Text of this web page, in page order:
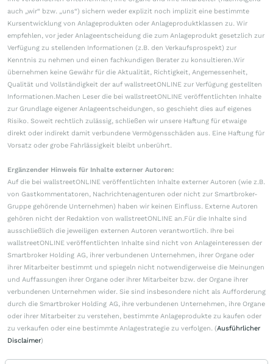
auch „wir“ bzw. „uns“) sichern weder explizit noch implizit eine bestimmte
Kursentwicklung von Anlageprodukten oder Anlageproduktklassen zu. Wir
empfehlen, vor jeder Anlageentscheidung die zum Anlageprodukt gesetzlich zur
Verfügung zu stellenden Informationen (z.B. den Verkaufsprospekt) zur
Kenntnis zu nehmen und einen fachkundigen Berater zu konsultieren.Wir
übernehmen keine Gewähr für die Aktualität, Richtigkeit, Angemessenheit,
Qualität und Vollständigkeit der auf wallstreetONLINE zur Verfügung gestellten
Informationen.Machen Leser die bei wallstreetONLINE veröffentlichten Inhalte
zur Grundlage eigener Anlageentscheidungen, so geschieht dies auf eigenes
Risiko. Soweit rechtlich zulässig, schließen wir unsere Haftung für etwaige
direkt oder indirekt damit verbundene Vermögensschäden aus. Eine Haftung für
Vorsatz oder grobe Fahrlässigkeit bleibt unberührt.
Ergänzender Hinweis für Inhalte externer Autoren:
Auf die bei wallstreetONLINE veröffentlichten Inhalte externer Autoren (wie z.B.
von Gastkommentatoren, Nachrichtenagenturen oder nicht zur Smartbroker-
Gruppe gehörende Unternehmen) haben wir keinen Einfluss. Externe Autoren
gehören nicht der Redaktion von wallstreetONLINE an.Für die Inhalte sind
ausschließlich die jeweiligen externen Autoren verantwortlich. Ihre bei
wallstreetONLINE veröffentlichten Inhalte sind nicht von Anlageinteressen der
Smartbroker Holding AG, ihrer verbundenen Unternehmen, ihrer Organe oder
ihrer Mitarbeiter bestimmt und spiegeln nicht notwendigerweise die Meinungen
und Auffassungen ihrer Organe oder ihrer Mitarbeiter bzw. der Organe ihrer
verbundenen Unternehmen wider. Sie sind insbesondere nicht als Aufforderung
durch die Smartbroker Holding AG, ihre verbundenen Unternehmen, ihre Organe
oder ihrer Mitarbeiter zu verstehen, bestimmte Anlageprodukte zu kaufen oder
zu verkaufen oder eine bestimmte Anlagestrategie zu verfolgen. (Ausführlicher
Disclaimer)